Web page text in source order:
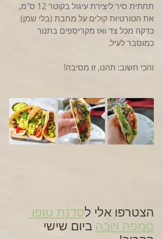
תחתית סיר ליצירת עיגול בקוטר 12 ס"מ,
את הטורטיות קולים על מחבת (בלי שמן)
כדקה מכל צד ואז מקריספים בתנור
כמוסבר לעיל.
והכי חשוב: תהנו, זו מסיבה!
הצטרפו אלי לסדנת טופו
טמפה ויובה ביום שישי